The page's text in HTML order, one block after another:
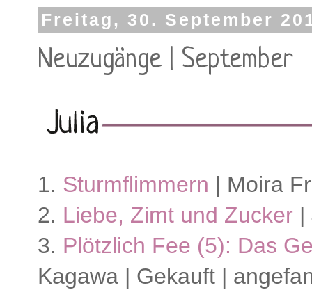
Freitag, 30. September
Neuzugänge | September
1. Sturmflimmern | Moira
2. Liebe, Zimt und Zucker |
3. Plötzlich Fee (5): Das
Kagawa | Gekauft |